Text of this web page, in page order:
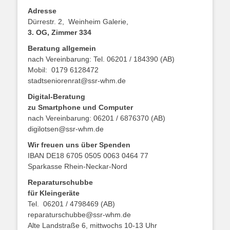
Adresse
Dürrestr. 2, Weinheim Galerie,
3. OG, Zimmer 334
Beratung allgemein
nach Vereinbarung: Tel. 06201 / 184390 (AB)
Mobil: 0179 6128472
stadtseniorenrat@ssr-whm.de
Digital-Beratung
zu Smartphone und Computer
nach Vereinbarung: 06201 / 6876370 (AB)
digilotsen@ssr-whm.de
Wir freuen uns über Spenden
IBAN DE18 6705 0505 0063 0464 77
Sparkasse Rhein-Neckar-Nord
Reparaturschubbe
für Kleingeräte
Tel. 06201 / 4798469 (AB)
reparaturschubbe@ssr-whm.de
Alte Landstraße 6, mittwochs 10-13 Uhr